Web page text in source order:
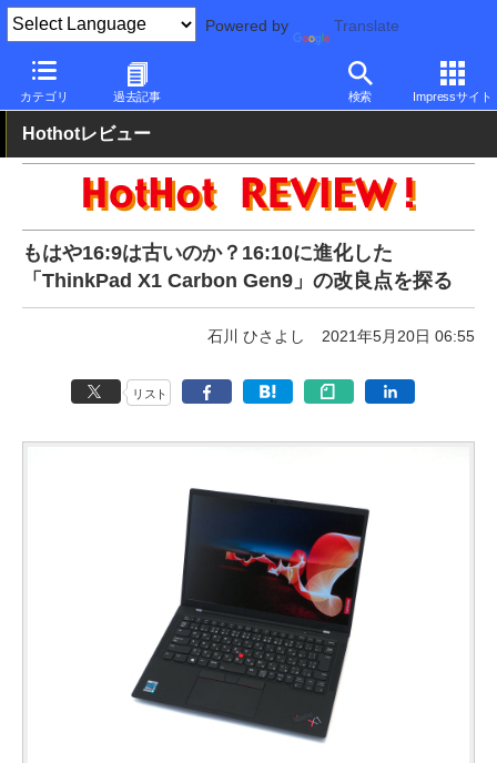
Powered by Translate
カテゴリ 過去記事 検索 Impressサイト
PC Watch パソコン/タブレット/スマートフォン モバイルノート
Hothotレビュー
もはや16:9は古いのか？16:10に進化した
「ThinkPad X1 Carbon Gen9」の改良点を探る
石川 ひさよし 2021年5月20日 06:55
リスト